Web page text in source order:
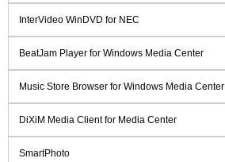
InterVideo WinDVD for NEC
BeatJam Player for Windows Media Center
Music Store Browser for Windows Media Center
DiXiM Media Client for Media Center
SmartPhoto